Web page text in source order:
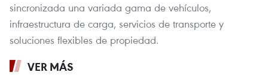
sincronizada una variada gama de vehículos,
infraestructura de carga, servicios de transporte y
soluciones flexibles de propiedad.
VER MÁS